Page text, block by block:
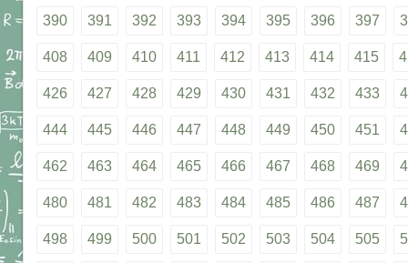
390 391 392 393 394 395 396 397
408 409 410 411 412 413 414 415
426 427 428 429 430 431 432 433
444 445 446 447 448 449 450 451
462 463 464 465 466 467 468 469
480 481 482 483 484 485 486 487
498 499 500 501 502 503 504 505